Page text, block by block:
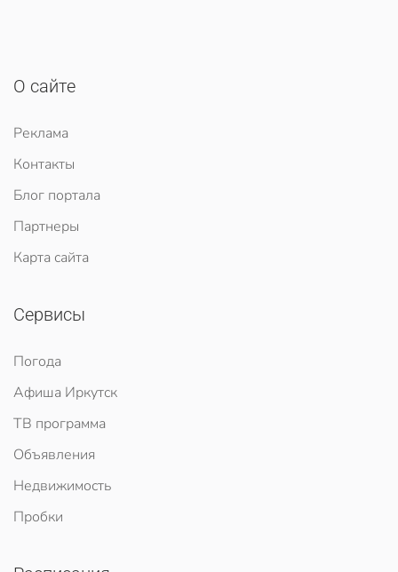
О сайте
Реклама
Контакты
Блог портала
Партнеры
Карта сайта
Сервисы
Погода
Афиша Иркутск
ТВ программа
Объявления
Недвижимость
Пробки